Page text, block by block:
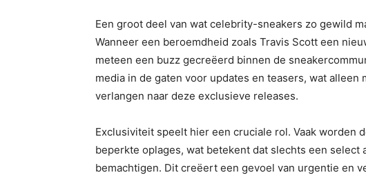
Een groot deel van wat celebrity-sneakers zo gewild
Wanneer een beroemdheid zoals Travis Scott een
meteen een buzz gecreëerd binnen de
media in de gaten voor updates en teasers, wat alleen
verlangen naar deze exclusieve releases.
Exclusiviteit speelt hier een cruciale rol. Vaak worden
beperkte oplages, wat betekent dat slechts een select
bemachtigen. Dit creëert een gevoel van urgentie en